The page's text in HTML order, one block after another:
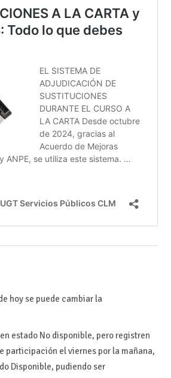
hoy se puede cambiar la
estado No disponible, pero registren
participación el viernes por la mañana,
Disponible, pudiendo ser